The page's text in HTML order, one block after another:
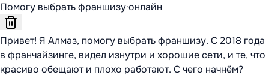
Помогу выбрать франшизу·онлайн
Привет! Я Алмаз, помогу выбрать франшизу. С 2018 года
в франчайзинге, видел изнутри и хорошие сети, и те, что
красиво обещают и плохо работают. С чего начнём?